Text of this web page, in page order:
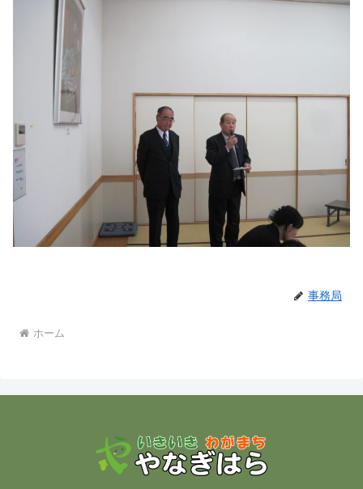
事務局
ホーム